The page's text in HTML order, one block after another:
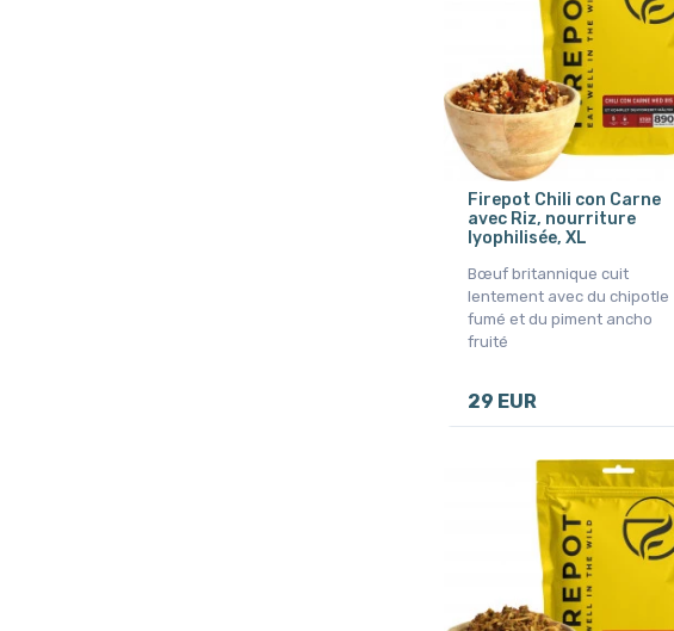
Firepot Chili con Carne
avec Riz, nourriture
lyophilisée, XL
Bœuf britannique cuit
lentement avec du chipotle
fumé et du piment ancho
fruité
29 EUR